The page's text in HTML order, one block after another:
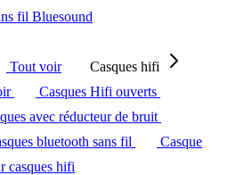
fil Bluesound
Tout voir
Casques hifi
Casques Hifi ouverts
avec réducteur de bruit
bluetooth sans fil
Casque
casques hifi